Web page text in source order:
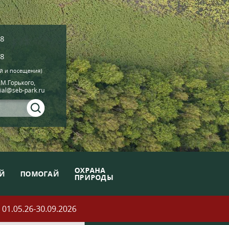
и посещения)
park.ru
ПОМОГАЙ ОХРАНА
ПРИРОДЫ
30.09.2026